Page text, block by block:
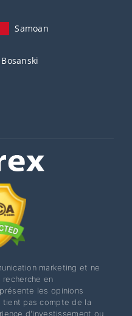
Samoan
Bosanski
marketing et ne
en
les opinions
pas compte de la
d'investissement ou